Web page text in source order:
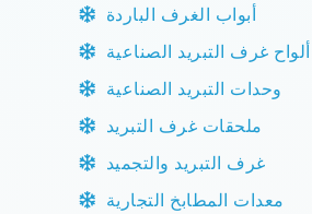
أبواب الغرف الباردة
ألواح غرف التبريد الصناعية
وحدات التبريد الصناعية
ملحقات غرف التبريد
غرف التبريد والتجميد
معدات المطابخ التجارية